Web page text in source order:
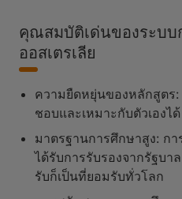
คุณสมบัติเด่นของระบบ
ออสเตรเลีย
ความยืดหยุ่นของหลักสูตร:
ชอบและเหมาะกับตัวเองไ
มาตรฐานการศึกษาสูง:
ได้รับการรับรองจากรัฐบา
รับก็เป็นที่ยอมรับทั่วโลก